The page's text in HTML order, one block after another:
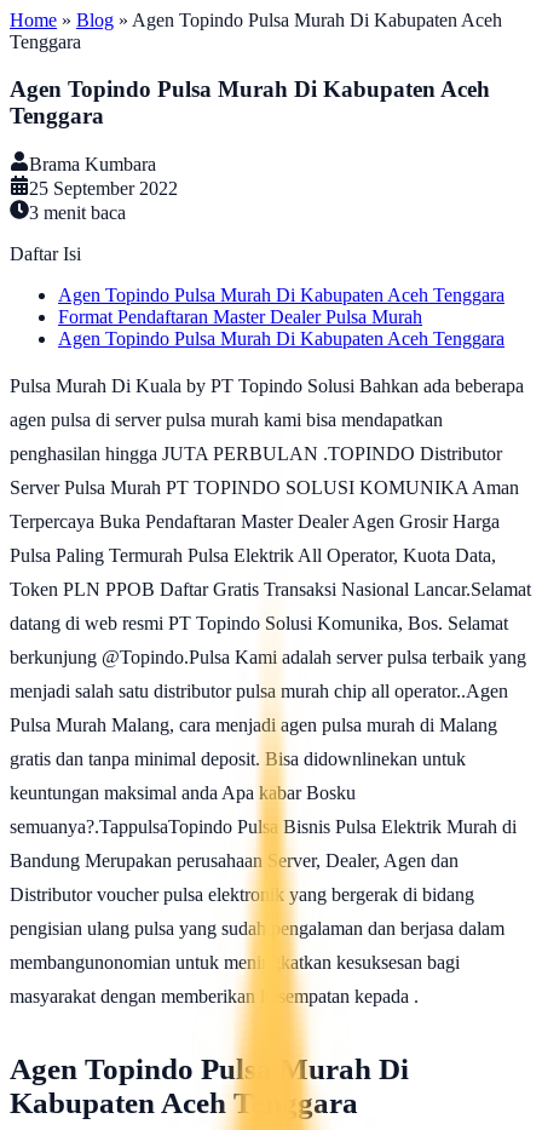
Home » Blog » Agen Topindo Pulsa Murah Di Kabupaten Aceh
Tenggara
Agen Topindo Pulsa Murah Di Kabupaten Aceh
Tenggara
Brama Kumbara
25 September 2022
3 menit baca
Daftar Isi
Agen Topindo Pulsa Murah Di Kabupaten Aceh Tenggara
Format Pendaftaran Master Dealer Pulsa Murah
Agen Topindo Pulsa Murah Di Kabupaten Aceh Tenggara
Pulsa Murah Di Kuala by PT Topindo Solusi Bahkan ada beberapa
agen pulsa di server pulsa murah kami bisa mendapatkan
penghasilan hingga JUTA PERBULAN .TOPINDO Distributor
Server Pulsa Murah PT TOPINDO SOLUSI KOMUNIKA Aman
Terpercaya Buka Pendaftaran Master Dealer Agen Grosir Harga
Pulsa Paling Termurah Pulsa Elektrik All Operator, Kuota Data,
Token PLN PPOB Daftar Gratis Transaksi Nasional Lancar.Selamat
datang di web resmi PT Topindo Solusi Komunika, Bos. Selamat
berkunjung @Topindo.Pulsa Kami adalah server pulsa terbaik yang
menjadi salah satu distributor pulsa murah chip all operator..Agen
Pulsa Murah Malang, cara menjadi agen pulsa murah di Malang
gratis dan tanpa minimal deposit. Bisa didownlinekan untuk
keuntungan maksimal anda Apa kabar Bosku
semuanya?.TappulsaTopindo Pulsa Bisnis Pulsa Elektrik Murah di
Bandung Merupakan perusahaan Server, Dealer, Agen dan
Distributor voucher pulsa elektronik yang bergerak di bidang
pengisian ulang pulsa yang sudah pengalaman dan berjasa dalam
membangunonomian untuk meningkatkan kesuksesan bagi
masyarakat dengan memberikan kesempatan kepada .
Agen Topindo Pulsa Murah Di
Kabupaten Aceh Tenggara